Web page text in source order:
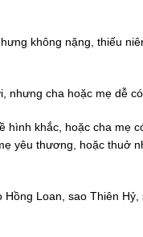
không nặng, thiếu
cha hoặc mẹ dễ có
hình khắc, hoặc cha mẹ
yêu thương, hoặc thuở
Loan, sao Thiên Hỷ,